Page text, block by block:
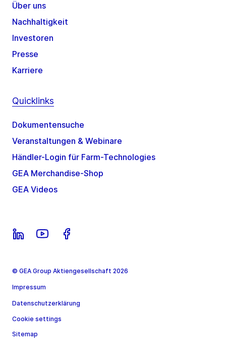
Über uns
Nachhaltigkeit
Investoren
Presse
Karriere
Quicklinks
Dokumentensuche
Veranstaltungen & Webinare
Händler-Login für Farm-Technologies
GEA Merchandise-Shop
GEA Videos
© GEA Group Aktiengesellschaft 2026
Impressum
Datenschutzerklärung
Cookie settings
Sitemap